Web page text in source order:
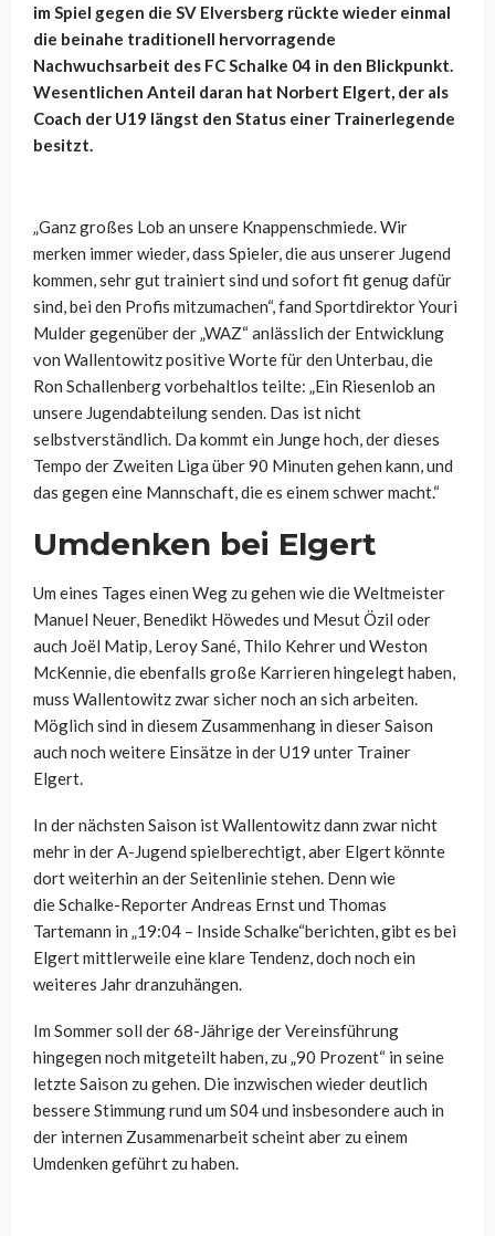
im Spiel gegen die SV Elversberg rückte wieder einmal
die beinahe traditionell hervorragende
Nachwuchsarbeit des FC Schalke 04 in den Blickpunkt.
Wesentlichen Anteil daran hat Norbert Elgert, der als
Coach der U19 längst den Status einer Trainerlegende
besitzt.
„Ganz großes Lob an unsere Knappenschmiede. Wir
merken immer wieder, dass Spieler, die aus unserer Jugend
kommen, sehr gut trainiert sind und sofort fit genug dafür
sind, bei den Profis mitzumachen“, fand Sportdirektor Youri
Mulder gegenüber der „WAZ“ anlässlich der Entwicklung
von Wallentowitz positive Worte für den Unterbau, die
Ron Schallenberg vorbehaltlos teilte: „Ein Riesenlob an
unsere Jugendabteilung senden. Das ist nicht
selbstverständlich. Da kommt ein Junge hoch, der dieses
Tempo der Zweiten Liga über 90 Minuten gehen kann, und
das gegen eine Mannschaft, die es einem schwer macht.“
Umdenken bei Elgert
Um eines Tages einen Weg zu gehen wie die Weltmeister
Manuel Neuer, Benedikt Höwedes und Mesut Özil oder
auch Joël Matip, Leroy Sané, Thilo Kehrer und Weston
McKennie, die ebenfalls große Karrieren hingelegt haben,
muss Wallentowitz zwar sicher noch an sich arbeiten.
Möglich sind in diesem Zusammenhang in dieser Saison
auch noch weitere Einsätze in der U19 unter Trainer
Elgert.
In der nächsten Saison ist Wallentowitz dann zwar nicht
mehr in der A-Jugend spielberechtigt, aber Elgert könnte
dort weiterhin an der Seitenlinie stehen. Denn wie
die Schalke-Reporter Andreas Ernst und Thomas
Tartemann in „19:04 – Inside Schalke“berichten, gibt es bei
Elgert mittlerweile eine klare Tendenz, doch noch ein
weiteres Jahr dranzuhängen.
Im Sommer soll der 68-Jährige der Vereinsführung
hingegen noch mitgeteilt haben, zu „90 Prozent“ in seine
letzte Saison zu gehen. Die inzwischen wieder deutlich
bessere Stimmung rund um S04 und insbesondere auch in
der internen Zusammenarbeit scheint aber zu einem
Umdenken geführt zu haben.